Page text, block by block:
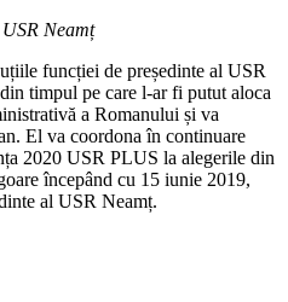
Neamț
funcției de președinte al USR
timpul pe care l-ar fi putut aloca
a Romanului și va
El va coordona în continuare
2020 USR PLUS​ la alegerile din
începând cu 15 iunie 2019,
al USR Neamț.